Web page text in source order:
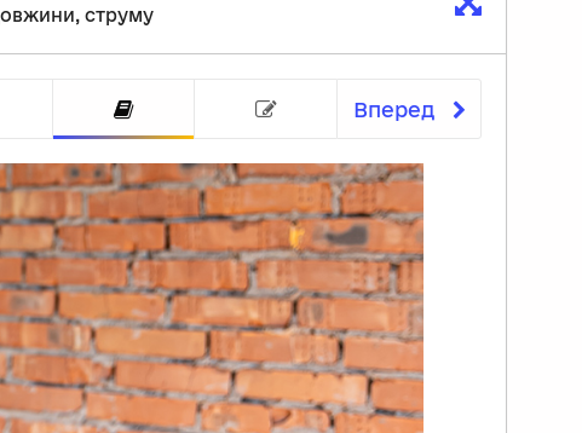
струму
Вперед
кабельної продукції
Тест Розрахунок перерізу провідників
Інтерактивна вправа